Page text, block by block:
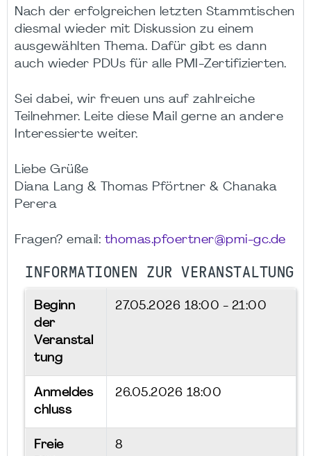
Nach der erfolgreichen letzten Stammtischen
diesmal wieder mit Diskussion zu einem
ausgewählten Thema. Dafür gibt es dann
auch wieder PDUs für alle PMI-Zertifizierten.
Sei dabei, wir freuen uns auf zahlreiche
Teilnehmer. Leite diese Mail gerne an andere
Interessierte weiter.
Liebe Grüße
Diana Lang & Thomas Pförtner & Chanaka
Perera
Fragen? email: thomas.pfoertner@pmi-gc.de
INFORMATIONEN ZUR VERANSTALTUNG
Beginn
der
Veranstal
tung
27.05.2026 18:00 - 21:00
Anmeldes
chluss
26.05.2026 18:00
Freie
8